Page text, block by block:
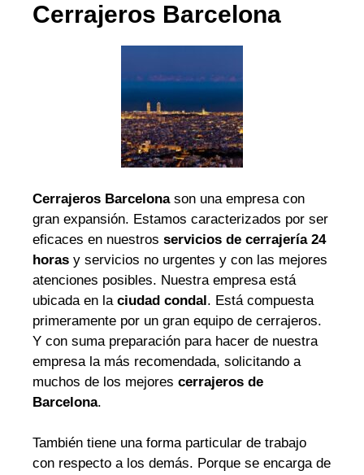
Cerrajeros Barcelona
Cerrajeros Barcelonason una empresa con
gran expansión. Estamos caracterizados por ser
eficaces en nuestros servicios de cerrajería 24
horas y servicios no urgentes y con las mejores
atenciones posibles. Nuestra empresa está
ubicada en laciudad condal. Está compuesta
primeramente por un gran equipo de cerrajeros.
Y con suma preparación para hacer de nuestra
empresa la más recomendada, solicitando a
muchos de los mejores cerrajeros de
Barcelona.
También tiene una forma particular de trabajo
con respecto a los demás. Porque se encarga de